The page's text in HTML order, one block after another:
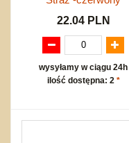
22.04 PLN
wysyłamy w ciągu 24h
ilość dostępna: 2 *